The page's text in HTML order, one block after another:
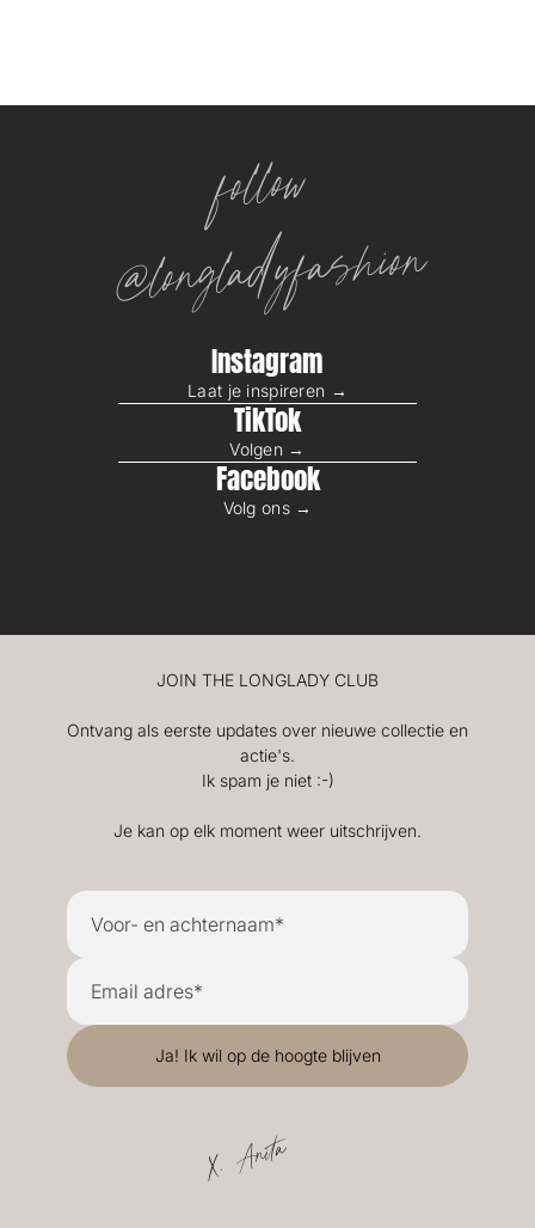
follow
@longladyfashion
Instagram
Laat je inspireren →
TikTok
Volgen →
Facebook
Volg ons →
JOIN THE LONGLADY CLUB
Ontvang als eerste updates over nieuwe collectie en
actie's.
Ik spam je niet :-)
Je kan op elk moment weer uitschrijven.
X. Anita